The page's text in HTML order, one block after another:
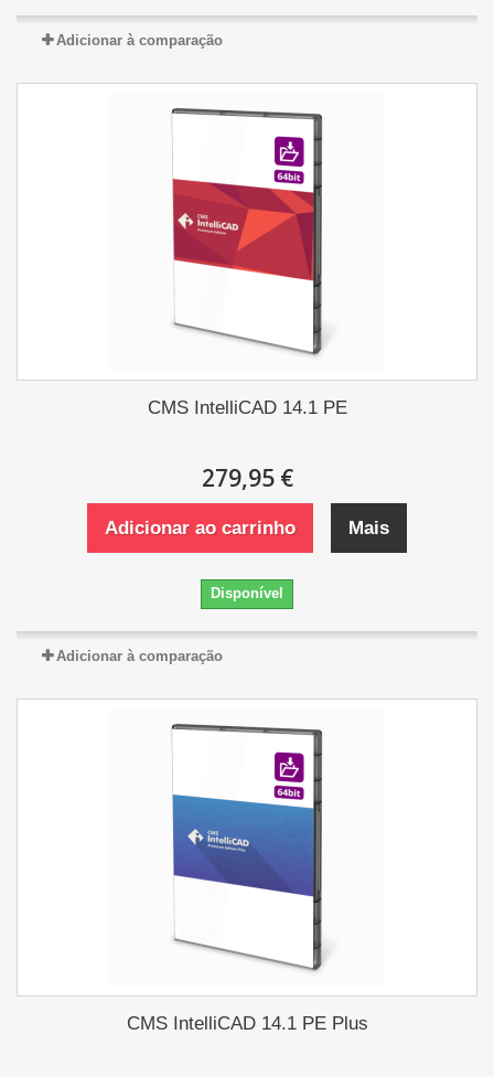
Adicionar à comparação
CMS IntelliCAD 14.1 PE
279,95 €
Adicionar ao carrinho Mais
Disponível
Adicionar à comparação
CMS IntelliCAD 14.1 PE Plus